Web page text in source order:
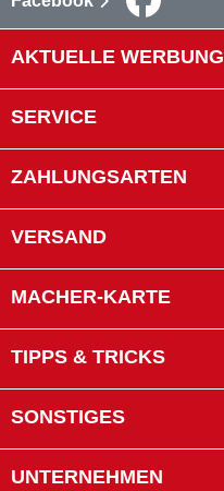
AKTUELLE WERBUNG
SERVICE
ZAHLUNGSARTEN
VERSAND
MACHER-KARTE
TIPPS & TRICKS
SONSTIGES
UNTERNEHMEN